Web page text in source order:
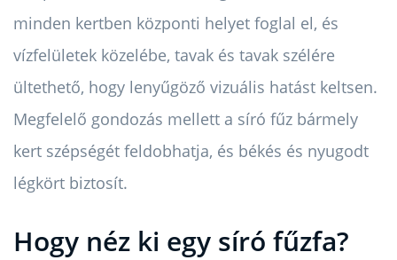
minden kertben központi helyet foglal el, és
vízfelületek közelébe, tavak és tavak szélére
ültethető, hogy lenyűgöző vizuális hatást keltsen.
Megfelelő gondozás mellett a síró fűz bármely
kert szépségét feldobhatja, és békés és nyugodt
légkört biztosít.
Hogy néz ki egy síró fűzfa?